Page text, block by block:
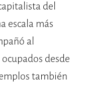
del
escala más
al
desde
también